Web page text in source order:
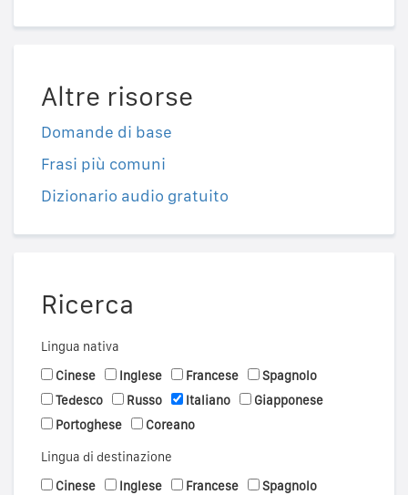
Altre risorse
Domande di base
Frasi più comuni
Dizionario audio gratuito
Ricerca
Lingua nativa
Cinese
Inglese Francese
Spagnolo
Tedesco
Russo Italiano
Giapponese
Portoghese
Coreano
Lingua di destinazione
Cinese
Inglese Francese
Spagnolo